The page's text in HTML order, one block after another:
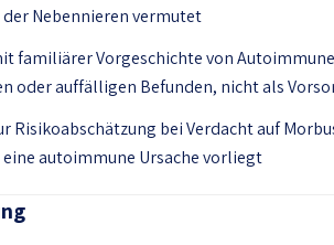
Nebennieren vermutet
familiärer Vorgeschichte von
oder auffälligen Befunden, nicht als
Risikoabschätzung bei Verdacht auf
autoimmune Ursache vorliegt